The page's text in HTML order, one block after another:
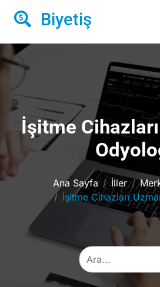
Biyetiş
İşitme
Ana Sayfa İller
İşitme Cihazları